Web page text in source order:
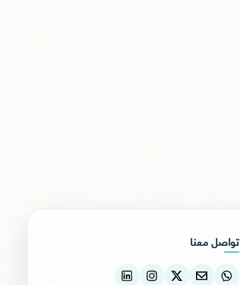
تواصل معنا